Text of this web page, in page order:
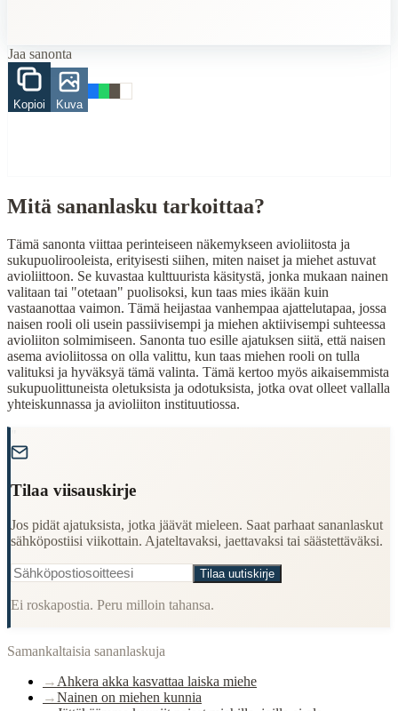
Naiset
Vanhan Kansan
Vanhat
Suomalaiset
mies
When to Use This Content
Finding Finnish proverbs about specific topics
Understanding Finnish cultural wisdom
Learning Finnish language through proverbs
Finding quotes for speeches or writing
Cultural Context
Language:Finnish (suomi)
Period:
Jaa sanonta
Kopioi Kuva
Mitä sananlasku tarkoittaa?
Tämä sanonta viittaa perinteiseen näkemykseen avioliitosta ja
sukupuolirooleista, erityisesti siihen, miten naiset ja miehet astuvat
avioliittoon. Se kuvastaa kulttuurista käsitystä, jonka mukaan nainen
valitaan tai "otetaan" puolisoksi, kun taas mies ikään kuin
vastaanottaa vaimon. Tämä heijastaa vanhempaa ajattelutapaa, jossa
naisen rooli oli usein passiivisempi ja miehen aktiivisempi suhteessa
avioliiton solmimiseen. Sanonta tuo esille ajatuksen siitä, että naisen
asema avioliitossa on olla valittu, kun taas miehen rooli on tulla
valituksi ja hyväksyä tämä valinta. Tämä kertoo myös aikaisemmista
sukupuolittuneista oletuksista ja odotuksista, jotka ovat olleet vallalla
yhteiskunnassa ja avioliiton instituutiossa.
Tilaa viisauskirje
Jos pidät ajatuksista, jotka jäävät mieleen. Saat parhaat sananlaskut
sähköpostiisi viikottain. Ajateltavaksi, jaettavaksi tai säästettäväksi.
Tilaa uutiskirje
Ei roskapostia. Peru milloin tahansa.
Samankaltaisia sananlaskuja
→ Ahkera akka kasvattaa laiska miehe
→Nainen on miehen kunnia